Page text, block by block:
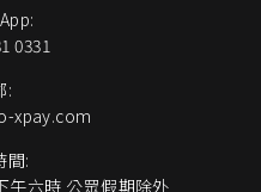
0331
:
xpay.com
間:
午六時 公眾假期除外